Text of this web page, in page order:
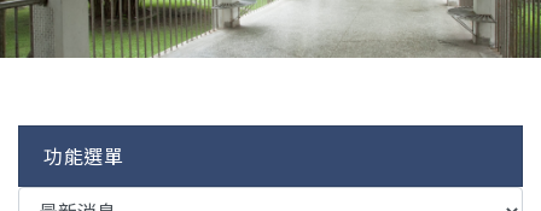
功能選單